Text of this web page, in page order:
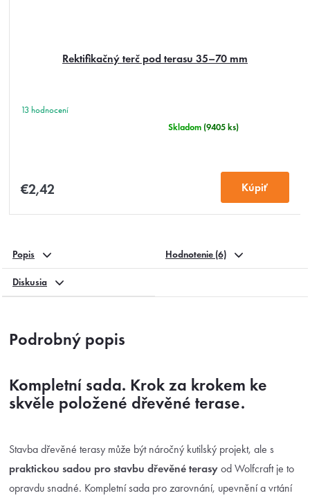
Rektifikačný terč pod terasu 35–70 mm
Priemerné
5
Skladom (9405 ks)
€2,42
Popis Hodnotenie (6)
Diskusia
Podrobný popis
Kompletní sada. Krok za krokem ke
skvěle položené dřevěné terase.
Stavba dřevěné terasy může být náročný kutilský projekt, ale s
praktickou sadou pro stavbu dřevěné terasy od Wolfcraft je to
opravdu snadné. Kompletní sada pro zarovnání, upevnění a vrtání